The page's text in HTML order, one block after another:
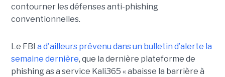
contourner les défenses anti-phishing
conventionnelles.
Le FBI a d'ailleurs prévenu dans un bulletin d’alerte la
semaine dernière, que la dernière plateforme de
phishing as a service Kali365 « abaisse la barrière à